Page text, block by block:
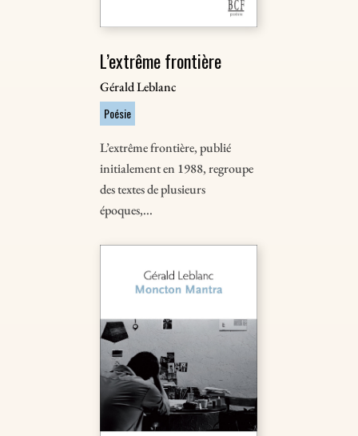
L’extrême frontière
Gérald Leblanc
Poésie
L’extrême frontière, publié
initialement en 1988, regroupe
des textes de plusieurs
époques,...